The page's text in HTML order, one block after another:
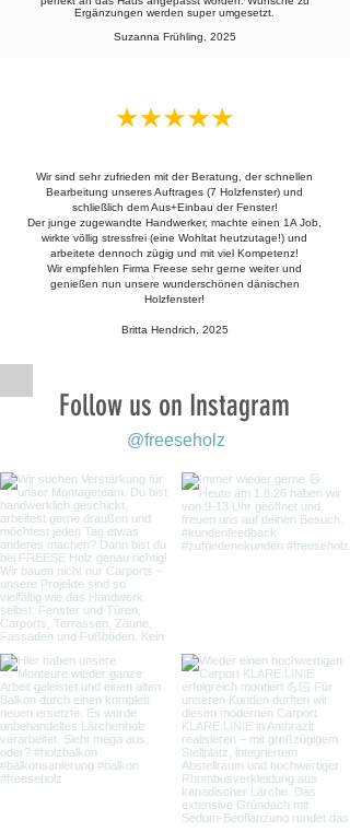
Ergänzungen werden super umgesetzt.
Suzanna Frühling, 2025
Wir sind sehr zufrieden mit der Beratung, der schnellen
Bearbeitung unseres Auftrages (7 Holzfenster) und
schließlich dem Aus+Einbau der Fenster!
Der junge zugewandte Handwerker, machte einen 1A Job,
wirkte völlig stressfrei (eine Wohltat heutzutage!) und
arbeitete dennoch zügig und mit viel Kompetenz!
Wir empfehlen Firma Freese sehr gerne weiter und
genießen nun unsere wunderschönen dänischen
Holzfenster!
Britta Hendrich, 2025
Follow us on Instagram
@freeseholz